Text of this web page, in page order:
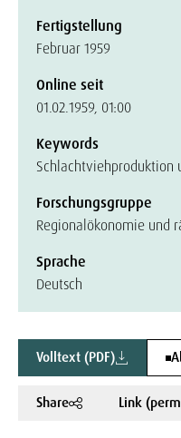
Fertigstellung
Februar 1959
Online seit
01.02.1959, 01:00
Keywords
Schlachtviehproduktion
Forschungsgruppe
Regionalökonomie und
Sprache
Deutsch
Volltext (PDF)
Share Link